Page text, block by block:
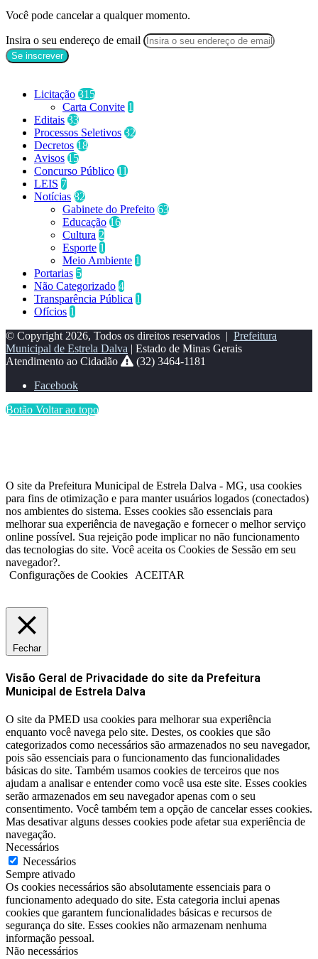
Você pode cancelar a qualquer momento.
Insira o seu endereço de email
Licitação 315
Carta Convite 1
Editais 33
Processos Seletivos 32
Decretos 18
Avisos 15
Concurso Público 11
LEIS 7
Notícias 82
Gabinete do Prefeito 63
Educação 16
Cultura 2
Esporte 1
Meio Ambiente 1
Portarias 5
Não Categorizado 4
Transparência Pública 1
Ofícios 1
© Copyright 2026, Todos os direitos reservados | Prefeitura
Municipal de Estrela Dalva | Estado de Minas Gerais
Atendimento ao Cidadão
(32) 3464-1181
Facebook
Botão Voltar ao topo
O site da Prefeitura Municipal de Estrela Dalva - MG, usa cookies
para fins de otimização e para manter usuários logados (conectados)
nos ambientes do sistema. Esses cookies são essenciais para
melhorar sua experiência de navegação e fornecer o melhor serviço
online possível. Sua rejeição pode implicar no não funcionamento
das tecnologias do site. Você aceita os Cookies de Sessão em seu
navegador?.
Configurações de Cookies
ACEITAR
Fechar
Visão Geral de Privacidade do site da Prefeitura
Municipal de Estrela Dalva
O site da PMED usa cookies para melhorar sua experiência
enquanto você navega pelo site. Destes, os cookies que são
categorizados como necessários são armazenados no seu navegador,
pois são essenciais para o funcionamento das funcionalidades
básicas do site. Também usamos cookies de terceiros que nos
ajudam a analisar e entender como você usa este site. Esses cookies
serão armazenados em seu navegador apenas com o seu
consentimento. Você também tem a opção de cancelar esses cookies.
Mas desativar alguns desses cookies pode afetar sua experiência de
navegação.
Necessários
Necessários
Sempre ativado
Os cookies necessários são absolutamente essenciais para o
funcionamento adequado do site. Esta categoria inclui apenas
cookies que garantem funcionalidades básicas e recursos de
segurança do site. Esses cookies não armazenam nenhuma
informação pessoal.
Não necessários